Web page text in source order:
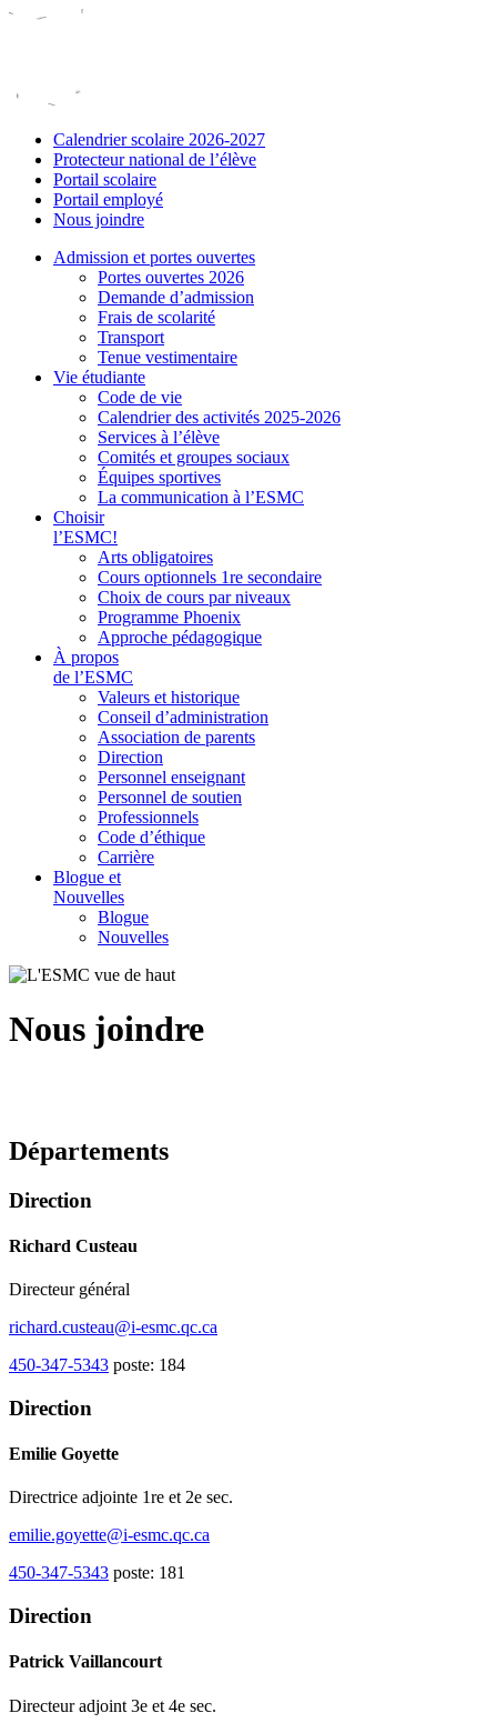
Calendrier scolaire 2026-2027
Protecteur national de l’élève
Portail scolaire
Portail employé
Nous joindre
Admission et portes ouvertes
Portes ouvertes 2026
Demande d’admission
Frais de scolarité
Transport
Tenue vestimentaire
Vie étudiante
Code de vie
Calendrier des activités 2025-2026
Services à l’élève
Comités et groupes sociaux
Équipes sportives
La communication à l’ESMC
Choisir
l’ESMC!
Arts obligatoires
Cours optionnels 1re secondaire
Choix de cours par niveaux
Programme Phoenix
Approche pédagogique
À propos
de l’ESMC
Valeurs et historique
Conseil d’administration
Association de parents
Direction
Personnel enseignant
Personnel de soutien
Professionnels
Code d’éthique
Carrière
Blogue et
Nouvelles
Blogue
Nouvelles
Nous joindre
Départements
Direction
Richard Custeau
Directeur général
richard.custeau@i-esmc.qc.ca
450-347-5343 poste: 184
Direction
Emilie Goyette
Directrice adjointe 1re et 2e sec.
emilie.goyette@i-esmc.qc.ca
450-347-5343 poste: 181
Direction
Patrick Vaillancourt
Directeur adjoint 3e et 4e sec.